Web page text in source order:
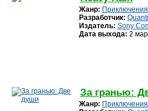
Жанр: Приключения
Разработчик:
Издатель: Sony
Дата выхода: 2
За гранью:
Жанр: Приключения